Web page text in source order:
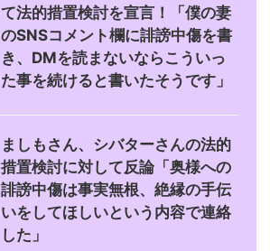
て法的措置検討を宣言！「僕の妻
のSNSコメント欄に誹謗中傷を書
き、DMを読まないならこういっ
た事を続けると書いたそうです」
ましもさん、シバターさんの法的
措置検討に対して反論「奥様への
誹謗中傷は事実無根、絶縁の手伝
いをしてほしいという内容で連絡
した」